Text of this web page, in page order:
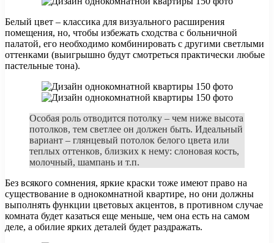
Белый цвет – классика для визуального расширения
помещения, но, чтобы избежать сходства с больничной
палатой, его необходимо комбинировать с другими светлыми
оттенками (выигрышно будут смотреться практически любые
пастельные тона).
Особая роль отводится потолку – чем ниже высота
потолков, тем светлее он должен быть. Идеальный
вариант – глянцевый потолок белого цвета или
теплых оттенков, близких к нему: слоновая кость,
молочный, шампань и т.п.
Без всякого сомнения, яркие краски тоже имеют право на
существование в однокомнатной квартире, но они должны
выполнять функции цветовых акцентов, в противном случае
комната будет казаться еще меньше, чем она есть на самом
деле, а обилие ярких деталей будет раздражать.